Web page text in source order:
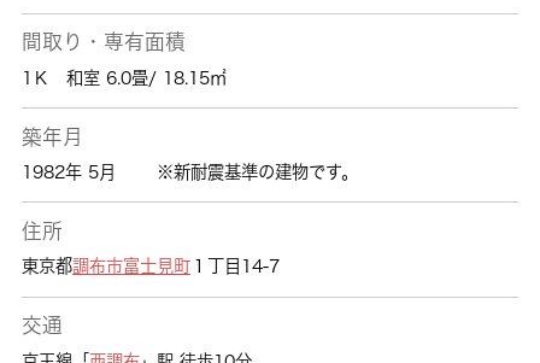
間取り・専有面積
1Ｋ 和室 6.0畳/ 18.15㎡
築年月
1982年 5月 ※新耐震基準の建物です。
住所
東京都調布市富士見町１丁目14-7
交通